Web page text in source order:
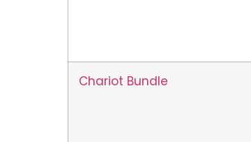
Chariot Bundle